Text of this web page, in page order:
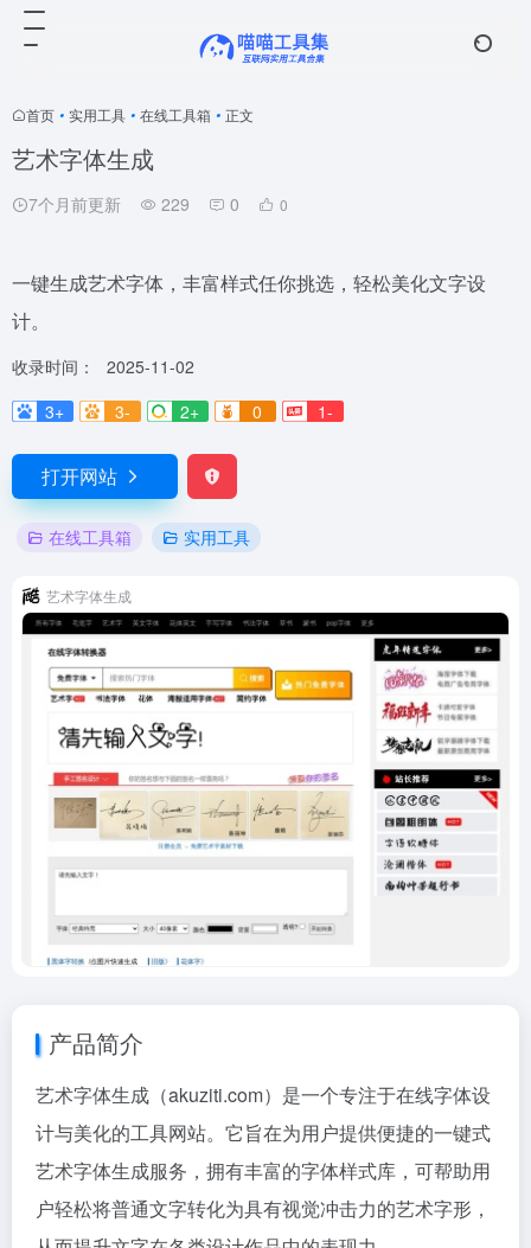
首页 • 实用工具 • 在线工具箱 • 正文
艺术字体生成
7个月前更新 229 0 0
一键生成艺术字体，丰富样式任你挑选，轻松美化文字设
计。
收录时间：
2025-11-02
3+
3- 2+ 0 1-
打开网站
在线工具箱 实用工具
艺术字体生成
产品简介
艺术字体生成（akuziti.com）是一个专注于在线字体设
计与美化的工具网站。它旨在为用户提供便捷的一键式
艺术字体生成服务，拥有丰富的字体样式库，可帮助用
户轻松将普通文字转化为具有视觉冲击力的艺术字形，